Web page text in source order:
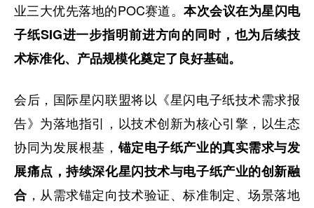
业三大优先落地的POC赛道。本次会议在为星闪电
子纸SIG进一步指明前进方向的同时，也为后续技
术标准化、产品规模化奠定了良好基础。
会后，国际星闪联盟将以《星闪电子纸技术需求报
告》为落地指引，以技术创新为核心引擎，以生态
协同为发展根基，锚定电子纸产业的真实需求与发
展痛点，持续深化星闪技术与电子纸产业的创新融
合 ，从需求锚定向技术验证、标准制定、场景落地